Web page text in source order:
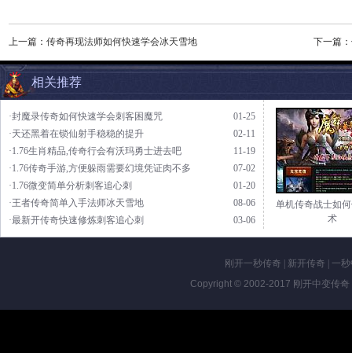
上一篇： 传奇再现法师如何快速学会冰天雪地 下一篇：
相关推荐
01-25
·封魔录传奇如何快速学会刺客困魔咒
02-11
·天还黑着在锁仙射手稳稳的提升
11-19
·1.76生肖精品,传奇行会有沃玛勇士进去吧
07-02
·1.76传奇手游,方便躲雨需要幻境凭证肉不多
01-20
·1.76微变简单分析刺客追心刺
08-06
·王者传奇简单入手法师冰天雪地
03-06
·最新开传奇快速修炼刺客追心刺
单机传奇战士如
术
刚开一秒传奇 新开传奇
一
Copyright © 2002-2017 刚开中变传奇